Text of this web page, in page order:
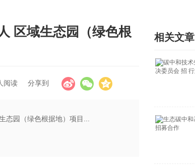
区域生态园（绿色根
阅读 分享到
态园（绿色根据地）项目...
相关文章